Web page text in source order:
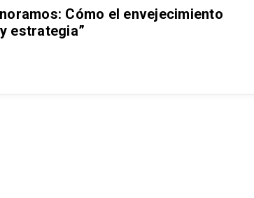
Cómo el envejecimiento
estrategia”